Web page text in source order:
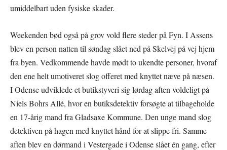
umiddelbart uden fysiske skader.
Weekenden bød også på grov vold flere steder på Fyn. I Assens
blev en person natten til søndag slået ned på Skelvej på vej hjem
fra byen. Vedkommende havde mødt to ukendte personer, hvoraf
den ene helt umotiveret slog offeret med knyttet næve på næsen.
I Odense udviklede et butikstyveri sig lørdag aften voldeligt på
Niels Bohrs Allé, hvor en butiksdetektiv forsøgte at tilbageholde
en 17-årig mand fra Gladsaxe Kommune. Den unge mand slog
detektiven på hagen med knyttet hånd for at slippe fri. Samme
aften blev en dørmand i Vestergade i Odense slået én gang, efter